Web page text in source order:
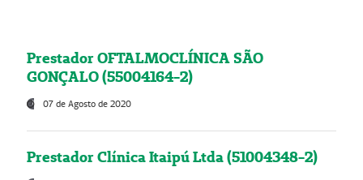
Prestador OFTALMOCLÍNICA SÃO
GONÇALO (55004164-2)
07 de Agosto de 2020
Prestador Clínica Itaipú Ltda (51004348-2)